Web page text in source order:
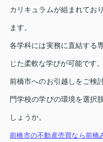
カリキュラムが組まれてお
ます。
各学科には実務に直結する
じた柔軟な学びが可能です。
前橋市へのお引越しをご検
門学校の学びの環境を選択
しょうか。
前橋市の不動産売買なら前橋